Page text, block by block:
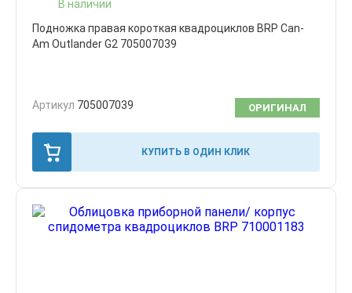
В наличии
Подножка правая короткая квадроциклов BRP Can-
Am Outlander G2 705007039
Артикул 705007039 ОРИГИНАЛ
КУПИТЬ В ОДИН КЛИК